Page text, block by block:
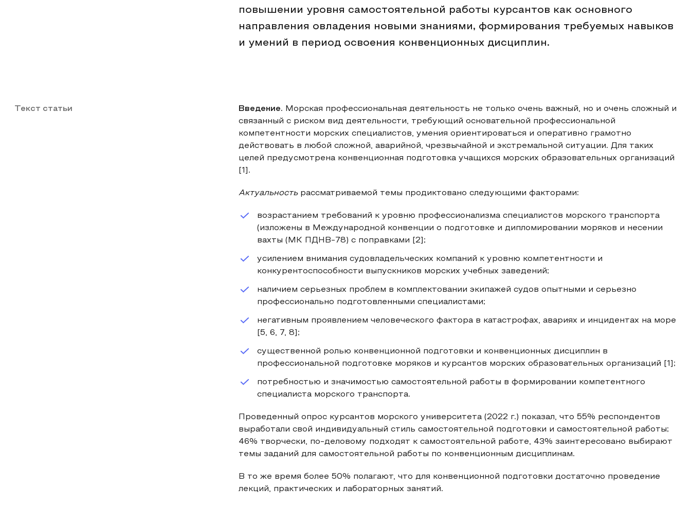
повышении уровня самостоятельной работы курсантов как основного
направления овладения новыми знаниями, формирования требуемых навыков
и умений в период освоения конвенционных дисциплин.
Текст статьи Введение. Морская профессиональная деятельность не только очень важный, но и очень сложный и
связанный с риском вид деятельности, требующий основательной профессиональной
компетентности морских специалистов, умения ориентироваться и оперативно грамотно
действовать в любой сложной, аварийной, чрезвычайной и экстремальной ситуации. Для таких
целей предусмотрена конвенционная подготовка учащихся морских образовательных организаций
[1].
Актуальностьрассматриваемой темы продиктовано следующими факторами:
возрастанием требований к уровню профессионализма специалистов морского транспорта
(изложены в Международной конвенции о подготовке и дипломировании моряков и несении
вахты (МК ПДНВ-78) с поправками [2];
усилением внимания судовладельческих компаний к уровню компетентности и
конкурентоспособности выпускников морских учебных заведений;
наличием серьезных проблем в комплектовании экипажей судов опытными и серьезно
профессионально подготовленными специалистами;
негативным проявлением человеческого фактора в катастрофах, авариях и инцидентах на море
[5, 6, 7, 8];
существенной ролью конвенционной подготовки и конвенционных дисциплин в
профессиональной подготовке моряков и курсантов морских образовательных организаций [1];
потребностью и значимостью самостоятельной работы в формировании компетентного
специалиста морского транспорта.
Проведенный опрос курсантов морского университета (2022 г.) показал, что 55% респондентов
выработали свой индивидуальный стиль самостоятельной подготовки и самостоятельной работы;
46% творчески, по-деловому подходят к самостоятельной работе, 43% заинтересовано выбирают
темы заданий для самостоятельной работы по конвенционным дисциплинам.
В то же время более 50% полагают, что для конвенционной подготовки достаточно проведение
лекций, практических и лабораторных занятий.